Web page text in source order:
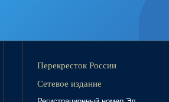
Перекресток России
Сетевое издание